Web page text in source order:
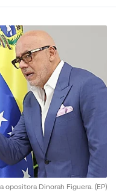
opositora Dinorah Figuera. (EP)